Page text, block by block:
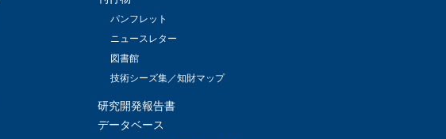
パンフレット
ニュースレター
図書館
技術シーズ集／知財マップ
研究開発報告書
データベース